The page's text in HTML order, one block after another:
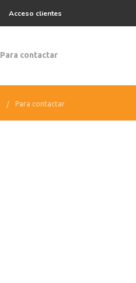
Acceso clientes
Para contactar
Para contactar